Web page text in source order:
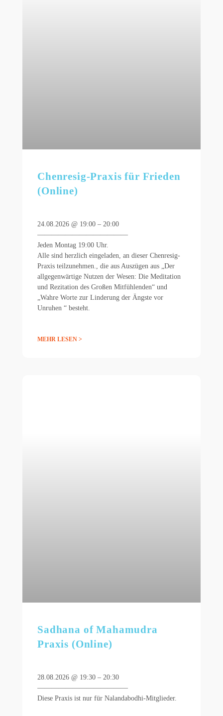
Chenresig-Praxis für Frieden
(Online)
24.08.2026 @ 19:00 – 20:00
—————————————
Jeden Montag 19:00 Uhr.
Alle sind herzlich eingeladen, an dieser Chenresig-
Praxis teilzunehmen., die aus Auszügen aus „Der
allgegenwärtige Nutzen der Wesen: Die Meditation
und Rezitation des Großen Mitfühlenden“ und
„Wahre Worte zur Linderung der Ängste vor
Unruhen “ besteht.
MEHR LESEN >
Sadhana of Mahamudra
Praxis (Online)
28.08.2026 @ 19:30 – 20:30
—————————————
Diese Praxis ist nur für Nalandabodhi-Mitglieder.